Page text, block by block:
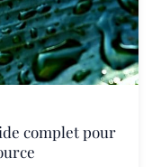
complet pour